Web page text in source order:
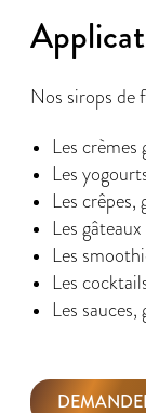
Nos sirops de
Les crèmes
Les
Les crêpes,
Les
Les
Les
Les